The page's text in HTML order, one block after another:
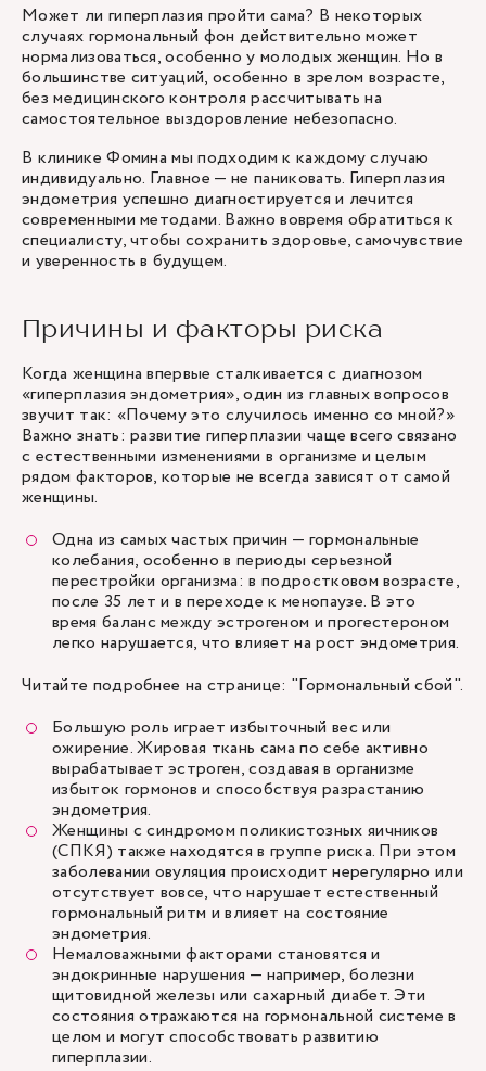
Может ли гиперплазия пройти сама? В некоторых
случаях гормональный фон действительно может
нормализоваться, особенно у молодых женщин. Но в
большинстве ситуаций, особенно в зрелом возрасте,
без медицинского контроля рассчитывать на
самостоятельное выздоровление небезопасно.
В клинике Фомина мы подходим к каждому случаю
индивидуально. Главное — не паниковать. Гиперплазия
эндометрия успешно диагностируется и лечится
современными методами. Важно вовремя обратиться к
специалисту, чтобы сохранить здоровье, самочувствие
и уверенность в будущем.
Причины и факторы риска
Когда женщина впервые сталкивается с диагнозом
«гиперплазия эндометрия», один из главных вопросов
звучит так: «Почему это случилось именно со мной?»
Важно знать: развитие гиперплазии чаще всего связано
с естественными изменениями в организме и целым
рядом факторов, которые не всегда зависят от самой
женщины.
Одна из самых частых причин — гормональные
колебания, особенно в периоды серьезной
перестройки организма: в подростковом возрасте,
после 35 лет и в переходе к менопаузе. В это
время баланс между эстрогеном и прогестероном
легко нарушается, что влияет на рост эндометрия.
Читайте подробнее на странице: "Гормональный сбой".
Большую роль играетизбыточный вес или
ожирение. Жировая ткань сама по себе активно
вырабатывает эстроген, создавая в организме
избыток гормонов и способствуя разрастанию
эндометрия.
Женщины ссиндромом поликистозных яичников
(СПКЯ) также находятся в группе риска. При этом
заболевании овуляция происходит нерегулярно или
отсутствует вовсе, что нарушает естественный
гормональный ритм и влияет на состояние
эндометрия.
Немаловажными факторами становятся и
эндокринные нарушения — например, болезни
щитовидной железы или сахарный диабет. Эти
состояния отражаются на гормональной системе в
целом и могут способствовать развитию
гиперплазии.